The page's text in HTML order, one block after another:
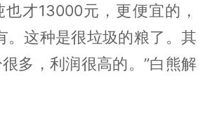
才13000元，更便宜的，
。这种是很垃圾的粮了。其
多，利润很高的。”白熊解